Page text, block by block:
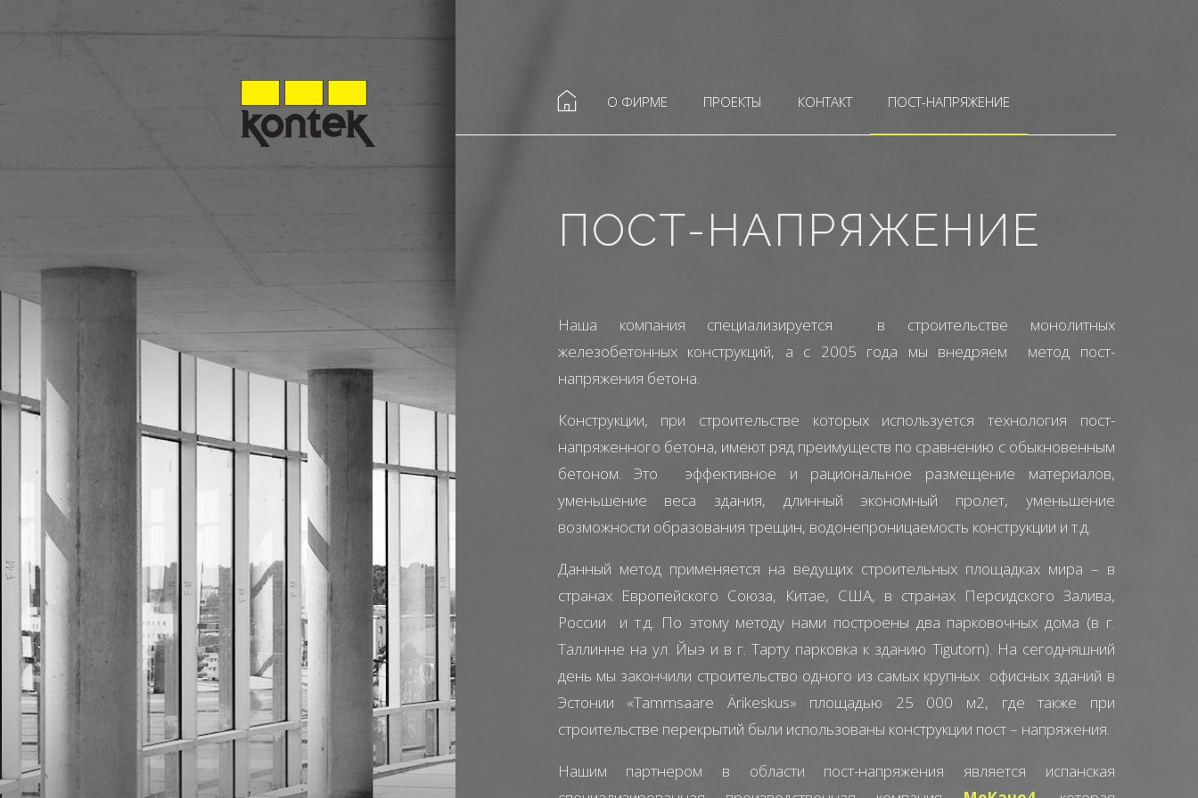
О ФИРМЕ ПРОЕКТЫ КОНТАКТ ПОСТ-НАПРЯЖЕНИЕ
ПОСТ-НАПРЯЖЕНИЕ
Наша компания специализируется в строительстве монолитных
железобетонных конструкций, а с 2005 года мы внедряем метод пост-
напряжения бетона.
Конструкции, при строительстве которых используется технология пост-
напряженного бетона, имеют ряд преимуществ по сравнению с обыкновенным
бетоном. Это эффективное и рациональное размещение материалов,
уменьшение веса здания, длинный экономный пролет, уменьшение
возможности образования трещин, водонепроницаемость конструкции и т.д.
Данный метод применяется на ведущих строительных площадках мира – в
странах Европейского Союза, Китае, США, в странах Персидского Залива,
России и т.д. По этому методу нами построены два парковочных дома (в г.
Таллинне на ул. Йыэ и в г. Тарту парковка к зданию Tigutorn). На сегодняшний
день мы закончили строительство одного из самых крупных офисных зданий в
Эстонии «Tammsaare Ärikeskus» площадью 25 000 м2, где также при
строительстве перекрытий были использованы конструкции пост – напряжения.
Нашим партнером в области пост-напряжения является испанская